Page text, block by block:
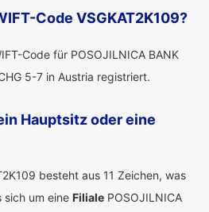
Code VSGKAT2K109?
Code für POSOJILNICA BANK
5-7 in Austria registriert.
Hauptsitz oder eine
besteht aus 11 Zeichen, was
um eine Filiale POSOJILNICA